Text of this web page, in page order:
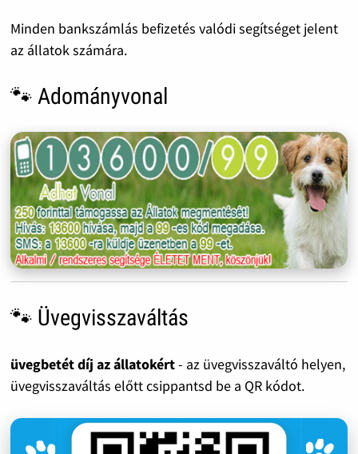
Minden bankszámlás befizetés valódi segítséget jelent
az állatok számára.
🐾 Adományvonal
🐾 Üvegvisszaváltás
üvegbetét díj az állatokért- az üvegvisszaváltó helyen,
üvegvisszaváltás előtt csippantsd be a QR kódot.